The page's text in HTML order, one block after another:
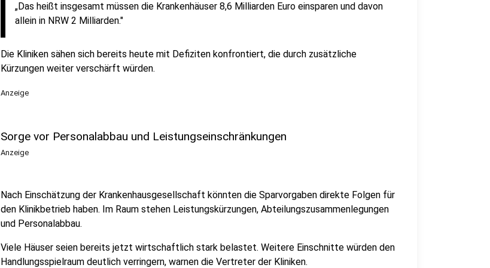
„Das heißt insgesamt müssen die Krankenhäuser 8,6 Milliarden Euro einsparen und davon
allein in NRW 2 Milliarden."
Die Kliniken sähen sich bereits heute mit Defiziten konfrontiert, die durch zusätzliche
Kürzungen weiter verschärft würden.
Anzeige
Sorge vor Personalabbau und Leistungseinschränkungen
Anzeige
Nach Einschätzung der Krankenhausgesellschaft könnten die Sparvorgaben direkte Folgen für
den Klinikbetrieb haben. Im Raum stehen Leistungskürzungen, Abteilungszusammenlegungen
und Personalabbau.
Viele Häuser seien bereits jetzt wirtschaftlich stark belastet. Weitere Einschnitte würden den
Handlungsspielraum deutlich verringern, warnen die Vertreter der Kliniken.